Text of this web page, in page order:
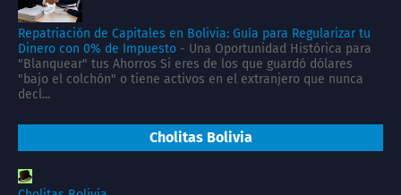
Repatriación de Capitales en Bolivia: Guía para Regularizar tu
Dinero con 0% de Impuesto - Una Oportunidad Histórica para
"Blanquear" tus Ahorros Si eres de los que guardó dólares
"bajo el colchón" o tiene activos en el extranjero que nunca
decl...
Cholitas Bolivia